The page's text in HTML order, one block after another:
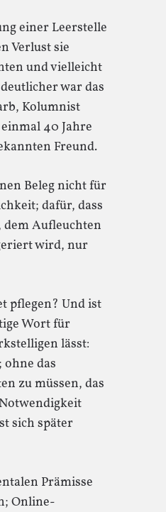
einer Leerstelle
Verlust sie
und vielleicht
war das
Kolumnist
40 Jahre
Freund.
Beleg nicht für
dafür, dass
dem Aufleuchten
wird, nur
pflegen? Und ist
Wort für
lässt:
das
zu müssen, das
sich später
Prämisse
Online-